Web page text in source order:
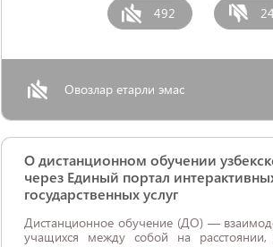
492 24
Овозлар етарли эмас
О дистанционном обучении
через Единый портал
государственных услуг
Дистанционное обучение (ДО) —
учащихся между собой на